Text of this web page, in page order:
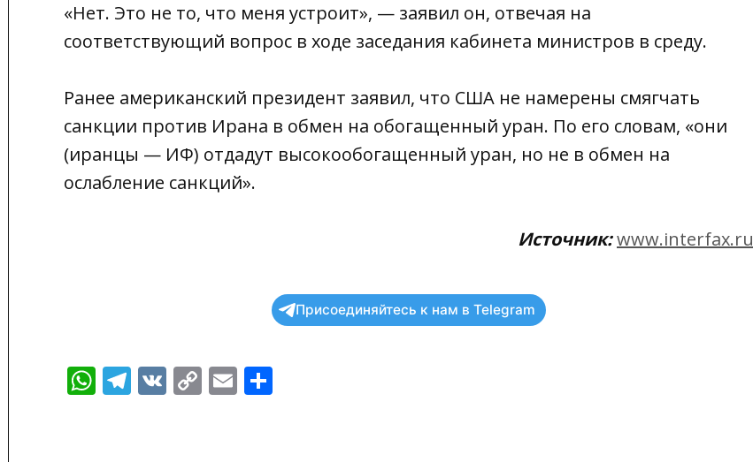
«Нет. Это не то, что меня устроит», — заявил он, отвечая на
соответствующий вопрос в ходе заседания кабинета министров в среду.
Ранее американский президент заявил, что США не намерены смягчать
санкции против Ирана в обмен на обогащенный уран. По его словам, «они
(иранцы — ИФ) отдадут высокообогащенный уран, но не в обмен на
ослабление санкций».
Источник:www.interfax.ru
Присоединяйтесь к нам в Telegram
WhatsApp
Telegram
VK CopyEmail